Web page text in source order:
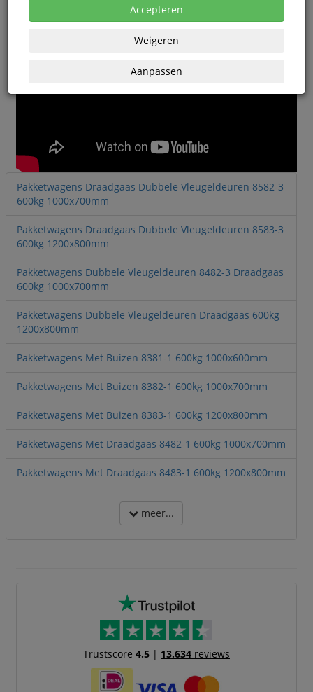
Pakketwagens Draadgaas Dubbele Vleugeldeuren 8582-3
600kg 1000x700mm
Pakketwagens Draadgaas Dubbele Vleugeldeuren 8583-3
600kg 1200x800mm
Pakketwagens Dubbele Vleugeldeuren 8482-3 Draadgaas
600kg 1000x700mm
Pakketwagens Dubbele Vleugeldeuren Draadgaas 600kg
1200x800mm
Pakketwagens Met Buizen 8381-1 600kg 1000x600mm
Pakketwagens Met Buizen 8382-1 600kg 1000x700mm
Pakketwagens Met Buizen 8383-1 600kg 1200x800mm
Pakketwagens Met Draadgaas 8482-1 600kg 1000x700mm
Pakketwagens Met Draadgaas 8483-1 600kg 1200x800mm
meer...
Trustscore 4.5| 13.634reviews
Accepteren
Weigeren
Aanpassen